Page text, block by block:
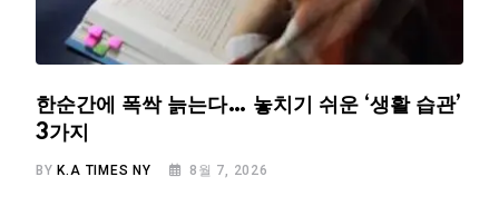
한순간에 폭싹 늙는다… 놓치기 쉬운 ‘생활 습관’
3가지
BY K.A TIMES NY 8월 7, 2026